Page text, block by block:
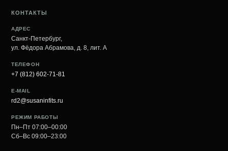
КОНТАКТЫ
АДРЕС
Санкт-Петербург,
ул. Фёдора Абрамова, д. 8, лит. А
ТЕЛЕФОН
+7 (812) 602-71-81
E-MAIL
rd2@susaninfits.ru
РЕЖИМ РАБОТЫ
Пн–Пт 07:00–00:00
Сб–Вс 09:00–23:00